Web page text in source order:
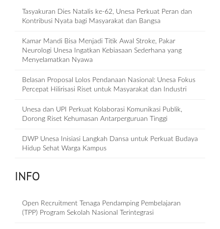
Tasyakuran Dies Natalis ke-62, Unesa Perkuat Peran dan
Kontribusi Nyata bagi Masyarakat dan Bangsa
Kamar Mandi Bisa Menjadi Titik Awal Stroke, Pakar
Neurologi Unesa Ingatkan Kebiasaan Sederhana yang
Menyelamatkan Nyawa
Belasan Proposal Lolos Pendanaan Nasional: Unesa Fokus
Percepat Hilirisasi Riset untuk Masyarakat dan Industri
Unesa dan UPI Perkuat Kolaborasi Komunikasi Publik,
Dorong Riset Kehumasan Antarperguruan Tinggi
DWP Unesa Inisiasi Langkah Dansa untuk Perkuat Budaya
Hidup Sehat Warga Kampus
INFO
Open Recruitment Tenaga Pendamping Pembelajaran
(TPP) Program Sekolah Nasional Terintegrasi